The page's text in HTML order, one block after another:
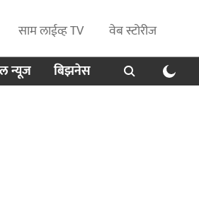
साम लाईव्ह TV
वेब स्टोरीज
न्यूज बिझनेस